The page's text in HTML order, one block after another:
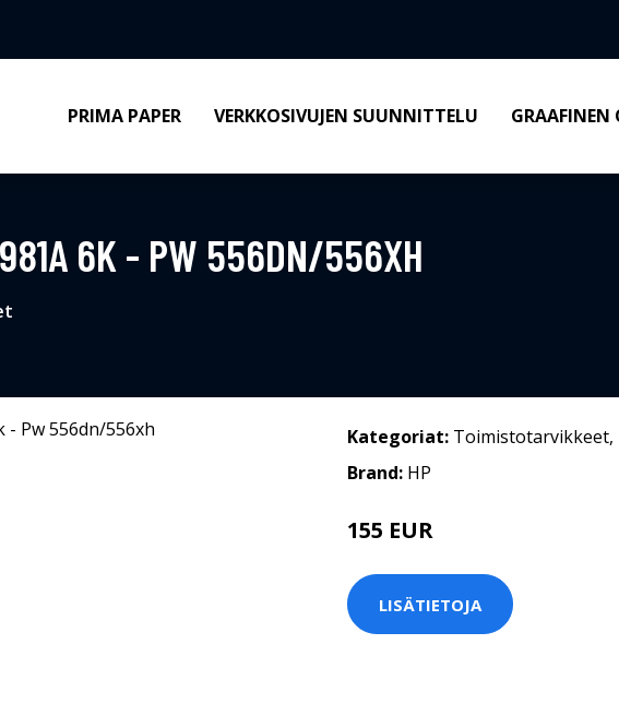
PRIMA PAPER VERKKOSIVUJEN SUUNNITTELU GRAAFINEN
981A 6K - PW 556DN/556XH
Kategoriat: Toimistotarvikkeet,
Brand: HP
155 EUR
LISÄTIETOJA